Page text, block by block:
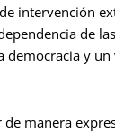
intervención
de
democracia y
manera